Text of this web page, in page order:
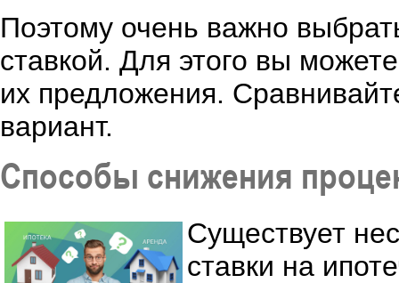
Поэтому очень важно
ставкой. Для этого вы
их предложения.
вариант.
Способы снижения
Существует
ставки на